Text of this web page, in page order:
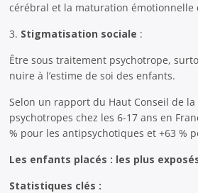
cérébral et la maturation émotionnelle
3. Stigmatisation sociale :
Être sous traitement psychotrope,
nuire à l’estime de soi des enfants.
Selon un rapport du Haut Conseil de la
psychotropes chez les 6-17 ans en
% pour les antipsychotiques et +63 %
Les enfants placés : les plus
Statistiques clés :